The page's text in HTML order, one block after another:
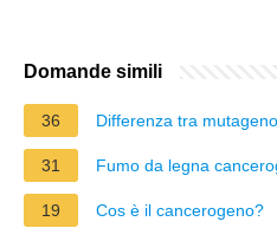
Domande simili
36 Differenza tra
31 Fumo da legna
19 Cos è il cancerogeno?